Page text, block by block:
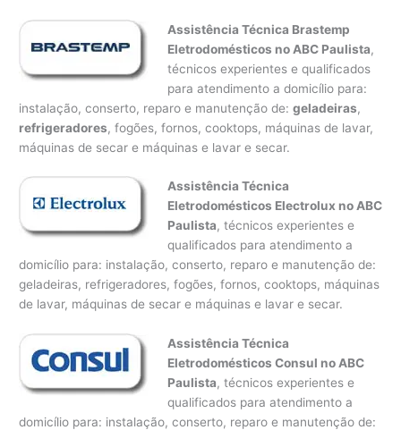
Assistência Técnica Brastemp
Eletrodomésticos no ABC Paulista,
técnicos experientes e qualificados
para atendimento a domicílio para:
instalação, conserto, reparo e manutenção de:geladeiras,
refrigeradores, fogões, fornos, cooktops, máquinas de lavar,
máquinas de secar e máquinas e lavar e secar.
Assistência Técnica
Eletrodomésticos Electrolux no ABC
Paulista, técnicos experientes e
qualificados para atendimento a
domicílio para: instalação, conserto, reparo e manutenção de:
geladeiras, refrigeradores, fogões, fornos, cooktops, máquinas
de lavar, máquinas de secar e máquinas e lavar e secar.
Assistência Técnica
Eletrodomésticos Consul no ABC
Paulista, técnicos experientes e
qualificados para atendimento a
domicílio para: instalação, conserto, reparo e manutenção de: